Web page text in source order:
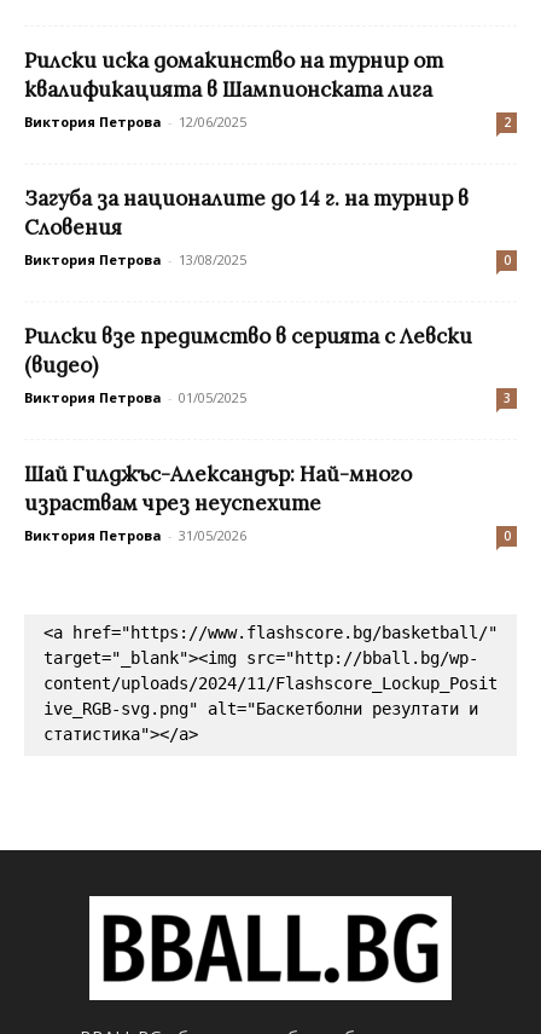
Рилски иска домакинство на турнир от
квалификацията в Шампионската лига
Виктория Петрова - 12/06/2025 2
Загуба за националите до 14 г. на турнир в
Словения
Виктория Петрова - 13/08/2025 0
Рилски взе предимство в серията с Левски
(видео)
Виктория Петрова - 01/05/2025 3
Шай Гилджъс-Александър: Най-много
израствам чрез неуспехите
Виктория Петрова - 31/05/2026 0
<a href="https://www.flashscore.bg/basketball/"
target="_blank"><img src="http://bball.bg/wp-
content/uploads/2024/11/Flashscore_Lockup_Posit
ive_RGB-svg.png" alt="Баскетболни резултати и
статистика"></a>